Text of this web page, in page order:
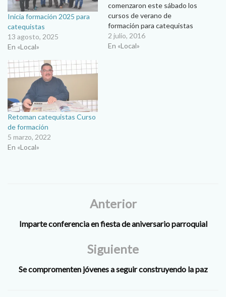
Inicia formación 2025 para
catequistas
13 agosto, 2025
En «Local»
comenzaron este sábado los
cursos de verano de
formación para catequistas
que ofrece la Dimensión
Diocesana de la Nueva
2 julio, 2016
En «Local»
Retoman catequistas Curso
de formación
5 marzo, 2022
En «Local»
Anterior
Imparte conferencia en fiesta de aniversario parroquial
Siguiente
Se compromenten jóvenes a seguir construyendo la paz